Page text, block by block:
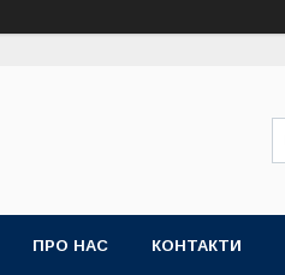
ПРО НАС КОНТАКТИ